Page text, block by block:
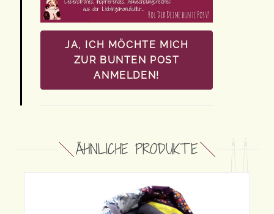
JA, ICH MÖCHTE MICH
ZUR BUNTEN POST
ANMELDEN!
ÄHNLICHE PRODUKTE